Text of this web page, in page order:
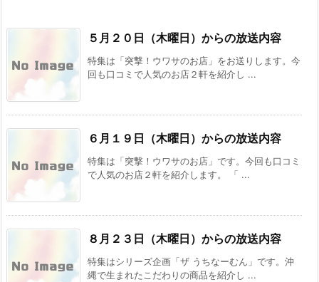
５月２０日（木曜日）からの放送内容
特集は「突撃！ウワサのお店」をお送りします。今
回も口コミで人気のお店２軒を紹介し ...
６月１９日（木曜日）からの放送内容
特集は「突撃！ウワサのお店」です。今回も口コミ
で人気のお店２軒を紹介します。 「 ...
８月２３日（木曜日）からの放送内容
特集はシリーズ企画「ザ うちなーむん」です。沖
縄で生まれたこだわりの商品を紹介し ...